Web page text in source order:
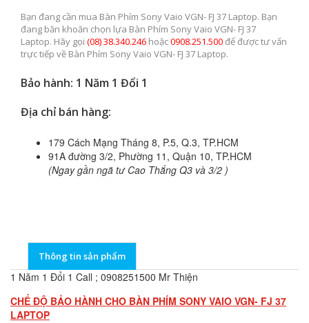
Bạn đang cần mua Bàn Phím Sony Vaio VGN- FJ 37 Laptop. Bạn
đang băn khoăn chọn lựa Bàn Phím Sony Vaio VGN- FJ 37
Laptop. Hãy gọi (08) 38.340.246 hoặc0908.251.500để được tư vấn
trực tiếp về Bàn Phím Sony Vaio VGN- FJ 37 Laptop.
Bảo hành: 1 Năm 1 Đổi 1
Địa chỉ bán hàng:
179 Cách Mạng Tháng 8, P.5, Q.3, TP.HCM
91A đường 3/2, Phường 11, Quận 10, TP.HCM
(Ngay gần ngã tư Cao Thắng Q3 và 3/2 )
Thông tin sản phẩm
1 Năm 1 Đổi 1 Call ; 0908251500 Mr Thiện
CHẾ ĐỘ BẢO HÀNH CHO BÀN PHÍM SONY VAIO VGN- FJ 37
LAPTOP